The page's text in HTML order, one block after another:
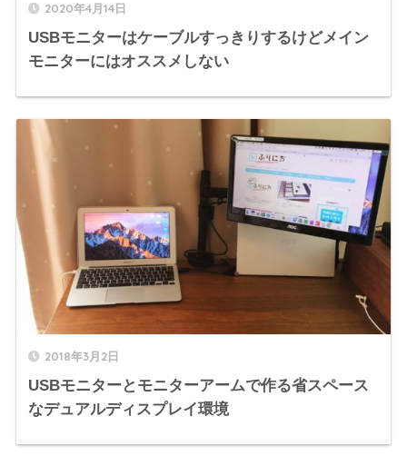
2020年4月14日
USBモニターはケーブルすっきりするけどメイン
モニターにはオススメしない
2018年3月2日
USBモニターとモニターアームで作る省スペース
なデュアルディスプレイ環境